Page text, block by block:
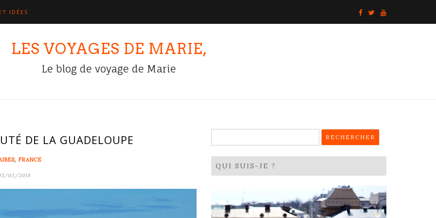
IDÉES
LES VOYAGES DE MARIE,
Le blog de voyage de Marie
DE LA GUADELOUPE
, FRANCE
03/2018
QUI SUIS-JE ?